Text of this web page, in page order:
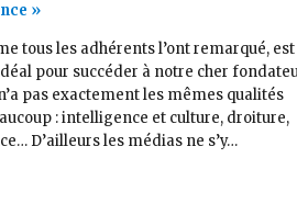
»
tous les adhérents l’ont remarqué,
pour succéder à notre cher
pas exactement les mêmes qualités
: intelligence et culture, droiture,
D’ailleurs les médias ne s’y…